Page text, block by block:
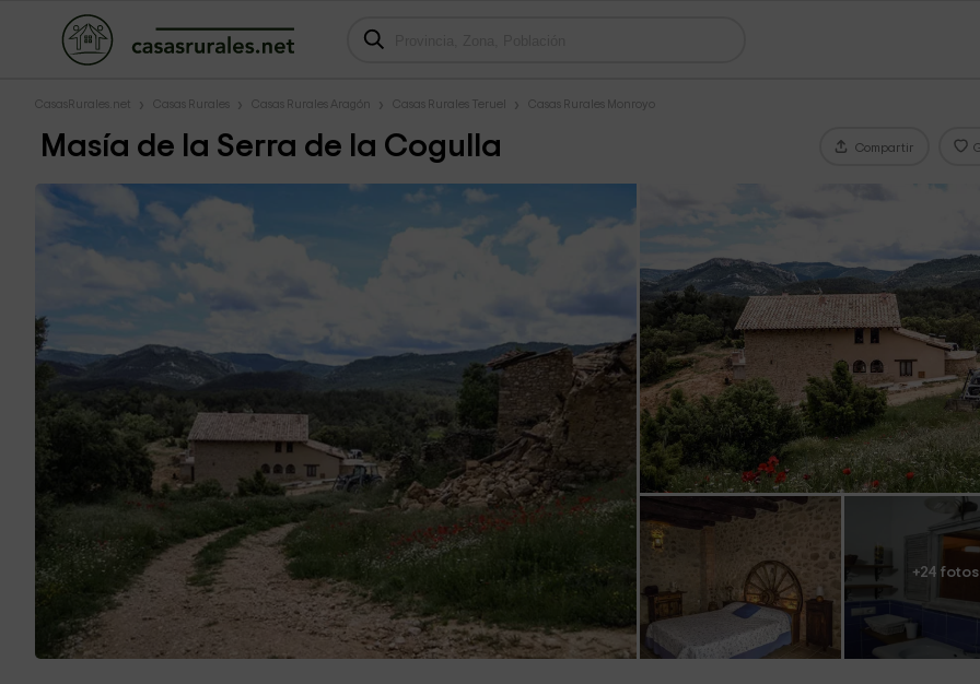
CasasRurales.net Casas Rurales Casas Rurales Aragón Casas Rurales Teruel Casas Rurales Monroyo
Masía de la Serra de la Cogulla Compartir
+24 fotos